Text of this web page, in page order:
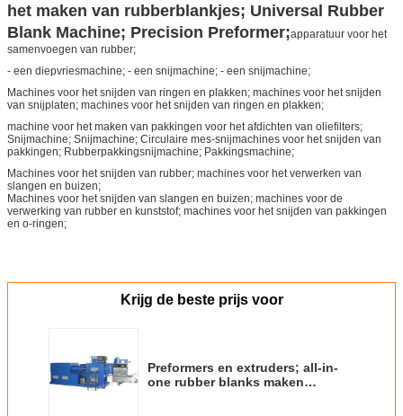
het maken van rubberblankjes; Universal Rubber
Blank Machine; Precision Preformer;apparatuur voor het
samenvoegen van rubber;
- een diepvriesmachine; - een snijmachine; - een snijmachine;
Machines voor het snijden van ringen en plakken; machines voor het snijden
van snijplaten; machines voor het snijden van ringen en plakken;
machine voor het maken van pakkingen voor het afdichten van oliefilters;
Snijmachine; Snijmachine; Circulaire mes-snijmachines voor het snijden van
pakkingen; Rubberpakkingsnijmachine; Pakkingsmachine;
Machines voor het snijden van rubber; machines voor het verwerken van
slangen en buizen;
Machines voor het snijden van slangen en buizen; machines voor de
verwerking van rubber en kunststof; machines voor het snijden van pakkingen
en o-ringen;
Krijg de beste prijs voor
Preformers en extruders; all-in-
one rubber blanks maken